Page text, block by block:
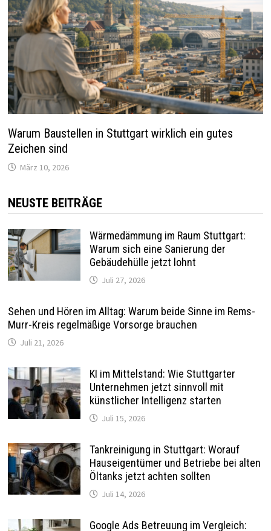
Warum Baustellen in Stuttgart wirklich ein gutes
Zeichen sind
März 10, 2026
NEUSTE BEITRÄGE
Wärmedämmung im Raum Stuttgart:
Warum sich eine Sanierung der
Gebäudehülle jetzt lohnt
Juli 27, 2026
Sehen und Hören im Alltag: Warum beide Sinne im Rems-
Murr-Kreis regelmäßige Vorsorge brauchen
Juli 21, 2026
KI im Mittelstand: Wie Stuttgarter
Unternehmen jetzt sinnvoll mit
künstlicher Intelligenz starten
Juli 15, 2026
Tankreinigung in Stuttgart: Worauf
Hauseigentümer und Betriebe bei alten
Öltanks jetzt achten sollten
Juli 14, 2026
Google Ads Betreuung im Vergleich: